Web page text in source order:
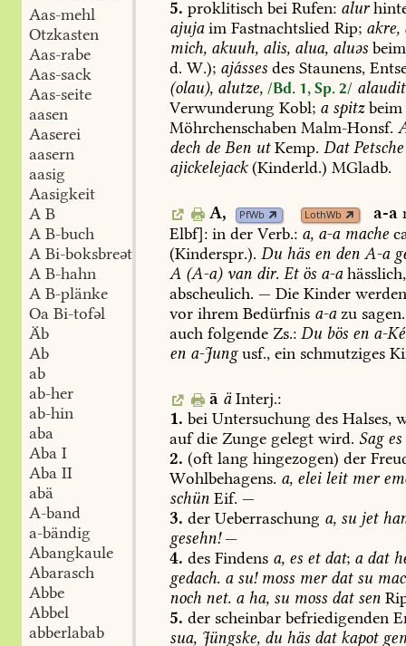
Aas-mehl
Otzkasten
Aas-rabe
Aas-sack
Aas-seite
aasen
Aaserei
aasern
aasig
Aasigkeit
A B
A B-buch
A Bi-boksbreət
A B-hahn
A B-plänke
Oa Bi-tofəl
Äb
Ab
ab
ab-her
ab-hin
aba
Aba I
Aba II
abä
A-band
a-bändig
Abangkaule
Abarasch
Abbe
Abbel
abberlabab
5. proklitisch bei Rufen: alur
ajujaim Fastnachtslied Rip; akre,
mich, akuuh, alis, alua, aluəs beim
d. W.); ajásses des Staunens,
(olau), alutze, /Bd. 1, Sp. 2/
Verwunderung Kobl; aspitzbeim
Möhrchenschaben Malm-Honsf.
dech de Ben ut Kemp. DatPetsche
ajickelejack(Kinderld.) MGladb.
A, PfWb LothWb a-a
Elbf]: in der Verb.: a, a-amache
(Kinderspr.). Du häs en den A-a
A (A-a)van dir. Etös a-ahässlich,
abscheulich. — Die Kinder
vor ihrem Bedürfnis a-azu sagen.
auch folgende Zs.: Du bös en a-
en a-Jungusf., ein schmutziges
ā äInterj.:
1. bei Untersuchung des Halses,
aufdie Zunge gelegt wird. Sages
2. (oft lang hingezogen) der
Wohlbehagens. a, eleileitmer
schün Eif. —
3. der Ueberraschung a, su jet
gesehn!—
4. des Findens a, es etdat; adat
gedach. asu!moss merdatsu
noch net. aha, su moss datsen
5. der scheinbar befriedigenden
sua, Jüngske, du häs datkapot